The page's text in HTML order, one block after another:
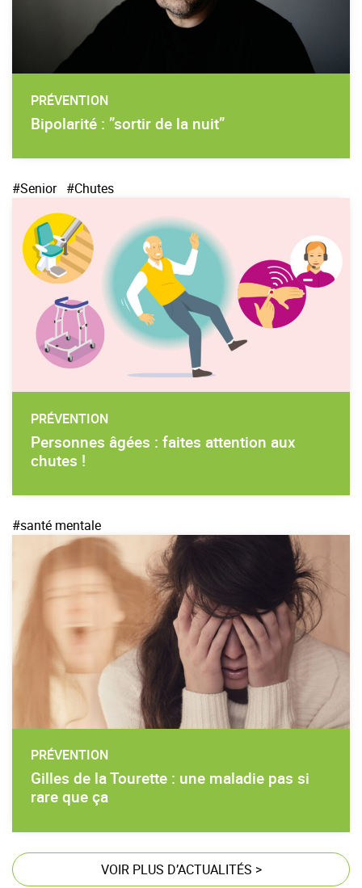
PRÉVENTION
Bipolarité : ”sortir de la nuit”
#Senior #Chutes
PRÉVENTION
Personnes âgées : faites attention aux
chutes !
#santé mentale
PRÉVENTION
Gilles de la Tourette : une maladie pas si
rare que ça
VOIR PLUS D’ACTUALITÉS >